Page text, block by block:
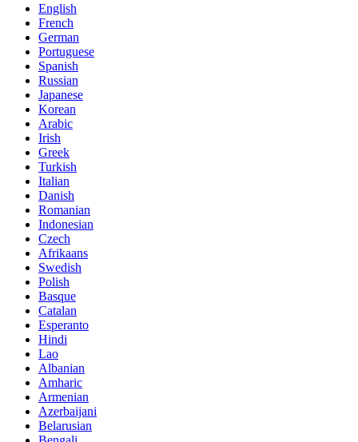
English
French
German
Portuguese
Spanish
Russian
Japanese
Korean
Arabic
Irish
Greek
Turkish
Italian
Danish
Romanian
Indonesian
Czech
Afrikaans
Swedish
Polish
Basque
Catalan
Esperanto
Hindi
Lao
Albanian
Amharic
Armenian
Azerbaijani
Belarusian